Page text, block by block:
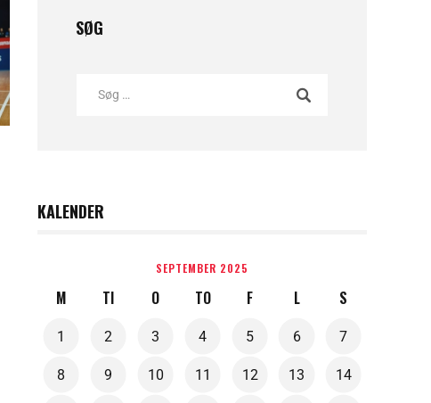
SØG
KALENDER
SEPTEMBER 2025
M TI O TO F L S
1 2 3 4 5 6 7
8 9 10 11 12 13 14